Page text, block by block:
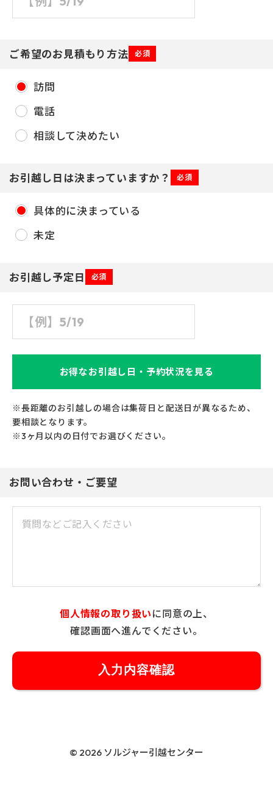
ご希望のお見積もり方法 必須
訪問
電話
相談して決めたい
お引越し日は決まっていますか？ 必須
具体的に決まっている
未定
お引越し予定日 必須
お得なお引越し日・予約状況を見る
※長距離のお引越しの場合は集荷日と配送日が異なるため、
要相談となります。
※3ヶ月以内の日付でお選びください。
お問い合わせ・ご要望
個人情報の取り扱い に同意の上、
確認画面へ進んでください。
© 2026 ソルジャー引越センター